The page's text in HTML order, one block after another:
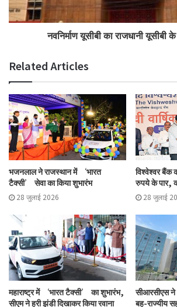
नवनिर्माण यूसीबी का राजधानी यूसीबी
Related Articles
भजनलाल ने राजस्थान में ‘भारत
टैक्सी’ सेवा का किया शुभारंभ
28 जुलाई 2026
विश्वेश्वर बैंक
रुपये के पार,
28 जुलाई
महाराष्ट्र में ‘भारत टैक्सी’ का शुभारंभ,
सीएम ने हरी झंडी दिखाकर किया रवाना
सीआरसीएस ने
बहु-राज्यीय